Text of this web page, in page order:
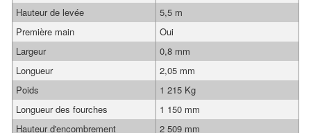
Hauteur de levée
5,5 m
Première main
Oui
Largeur
0,8 mm
Longueur
2,05 mm
Poids
1 215 Kg
Longueur des fourches
1 150 mm
Hauteur d'encombrement
2 509 mm